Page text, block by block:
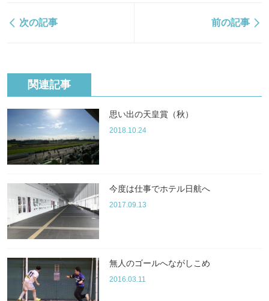
次の記事 前の記事
関連記事
思い出の天皇賞（秋）
2018.10.24
今度は仕事でホテル日航へ
2017.09.13
無人のゴールへながしこめ
2016.03.11